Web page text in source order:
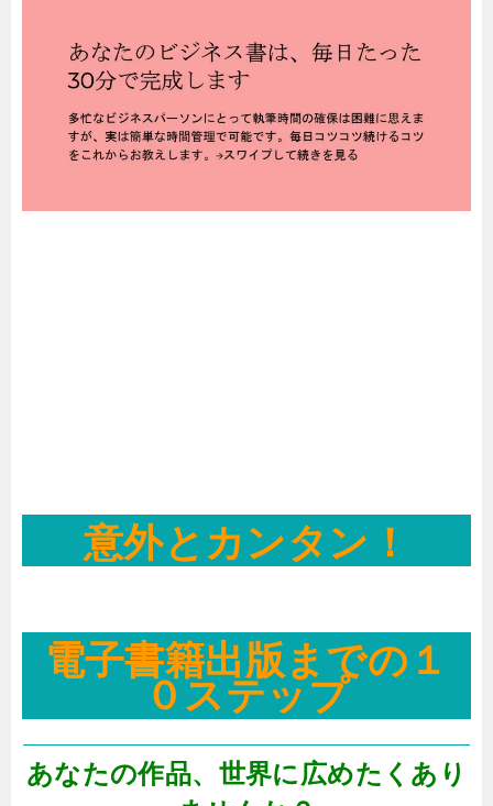
意外とカンタン！
電子書籍出版までの１
０ステップ
あなたの作品、世界に広めたくあり